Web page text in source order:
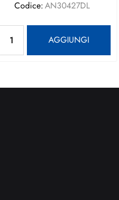
Codice: AN30427DL
AGGIUNGI